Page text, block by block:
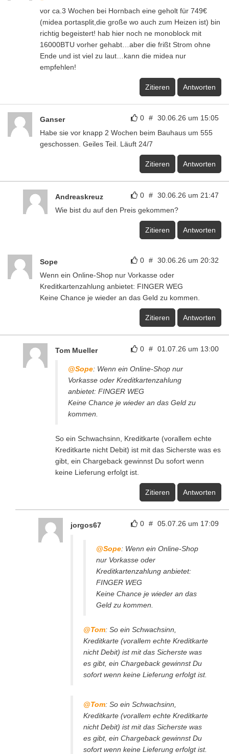
vor ca.3 Wochen bei Hornbach eine geholt für 749€
(midea portasplit,die große wo auch zum Heizen ist) bin
richtig begeistert! hab hier noch ne monoblock mit
16000BTU vorher gehabt…aber die frißt Strom ohne
Ende und ist viel zu laut…kann die midea nur
empfehlen!
Zitieren Antworten
0 # 30.06.26 um 15:05
Ganser
Habe sie vor knapp 2 Wochen beim Bauhaus um 555
geschossen. Geiles Teil. Läuft 24/7
Zitieren Antworten
0 # 30.06.26 um 21:47
Andreaskreuz
Wie bist du auf den Preis gekommen?
Zitieren Antworten
0 # 30.06.26 um 20:32
Sope
Wenn ein Online-Shop nur Vorkasse oder
Kreditkartenzahlung anbietet: FINGER WEG
Keine Chance je wieder an das Geld zu kommen.
Zitieren Antworten
0 # 01.07.26 um 13:00
Tom Mueller
@Sope: Wenn ein Online-Shop nur
Vorkasse oder Kreditkartenzahlung
anbietet: FINGER WEG
Keine Chance je wieder an das Geld zu
kommen.
So ein Schwachsinn, Kreditkarte (vorallem echte
Kreditkarte nicht Debit) ist mit das Sicherste was es
gibt, ein Chargeback gewinnst Du sofort wenn
keine Lieferung erfolgt ist.
Zitieren Antworten
0 # 05.07.26 um 17:09
jorgos67
@Sope: Wenn ein Online-Shop
nur Vorkasse oder
Kreditkartenzahlung anbietet:
FINGER WEG
Keine Chance je wieder an das
Geld zu kommen.
@Tom: So ein Schwachsinn,
Kreditkarte (vorallem echte Kreditkarte
nicht Debit) ist mit das Sicherste was
es gibt, ein Chargeback gewinnst Du
sofort wenn keine Lieferung erfolgt ist.
@Tom: So ein Schwachsinn,
Kreditkarte (vorallem echte Kreditkarte
nicht Debit) ist mit das Sicherste was
es gibt, ein Chargeback gewinnst Du
sofort wenn keine Lieferung erfolgt ist.